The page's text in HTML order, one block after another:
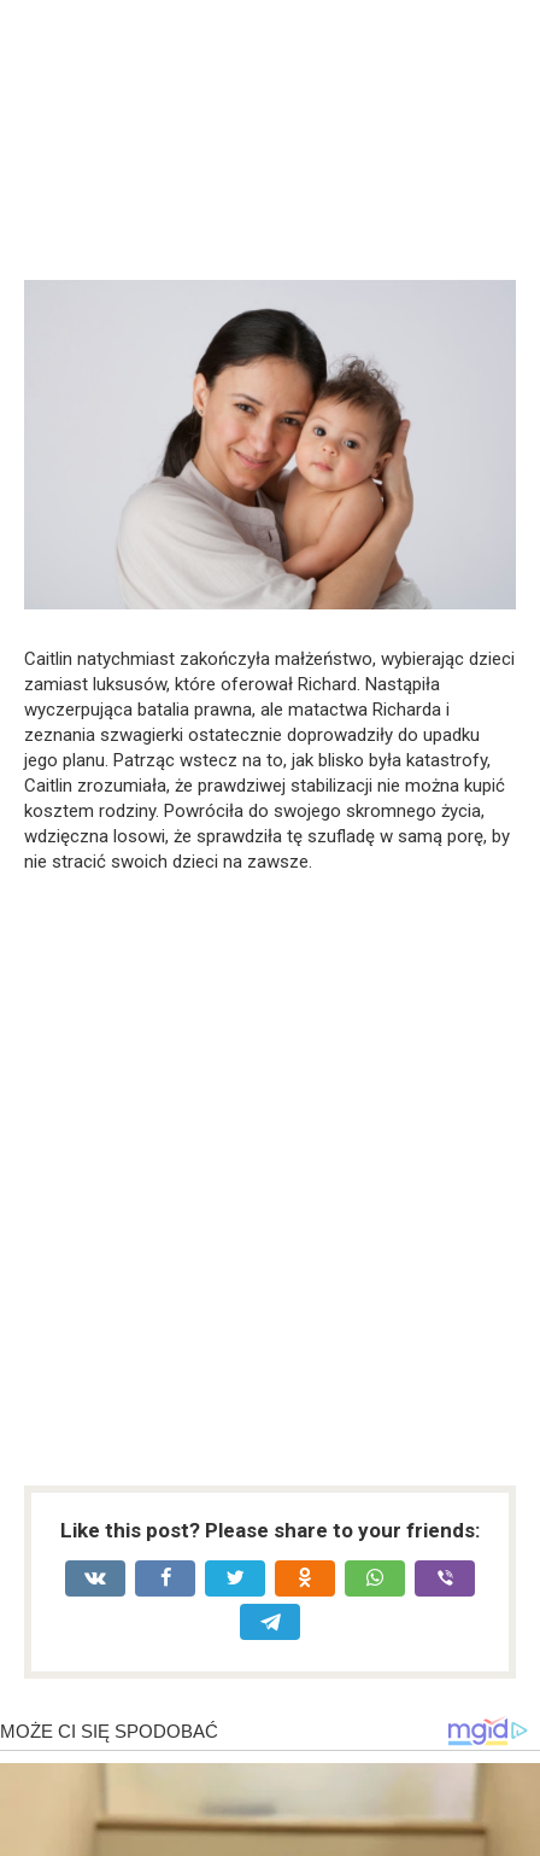
Caitlin natychmiast zakończyła małżeństwo, wybierając dzieci
zamiast luksusów, które oferował Richard. Nastąpiła
wyczerpująca batalia prawna, ale matactwa Richarda i
zeznania szwagierki ostatecznie doprowadziły do upadku
jego planu. Patrząc wstecz na to, jak blisko była katastrofy,
Caitlin zrozumiała, że prawdziwej stabilizacji nie można kupić
kosztem rodziny. Powróciła do swojego skromnego życia,
wdzięczna losowi, że sprawdziła tę szufladę w samą porę, by
nie stracić swoich dzieci na zawsze.
Like this post? Please share to your friends: